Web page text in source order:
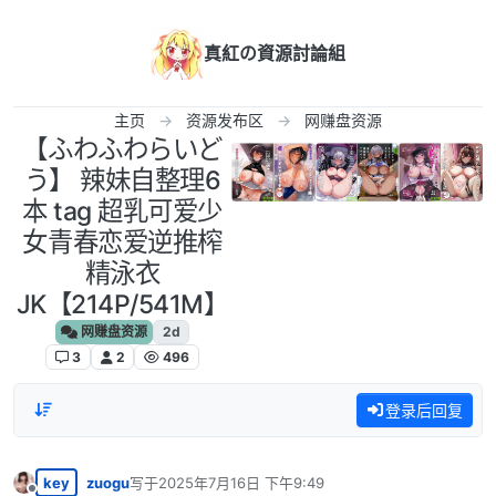
真紅の資源討論組
主页 资源发布区 网赚盘资源
【ふわふわらいど
う】 辣妹自整理6
本 tag 超乳可爱少
女青春恋爱逆推榨
精泳衣
JK【214P/541M】
网赚盘资源
2d
3
2 496
登录后回复
key zuogu写于2025年7月16日 下午9:49
最后由 编辑